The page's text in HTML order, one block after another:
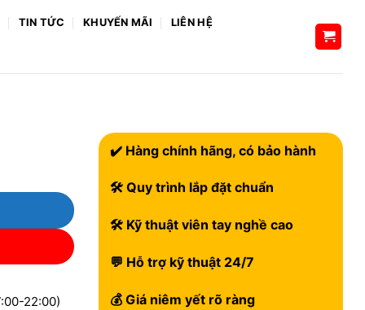
TIN TỨC KHUYẾN MÃI LIÊN HỆ
22:00)
✔️ Hàng chính hãng, có bảo hành
🛠 Quy trình lắp đặt chuẩn
🛠 Kỹ thuật viên tay nghề cao
💬 Hỗ trợ kỹ thuật 24/7
💰 Giá niêm yết rõ ràng